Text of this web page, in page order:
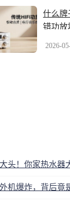
什么牌
错功放
2026-